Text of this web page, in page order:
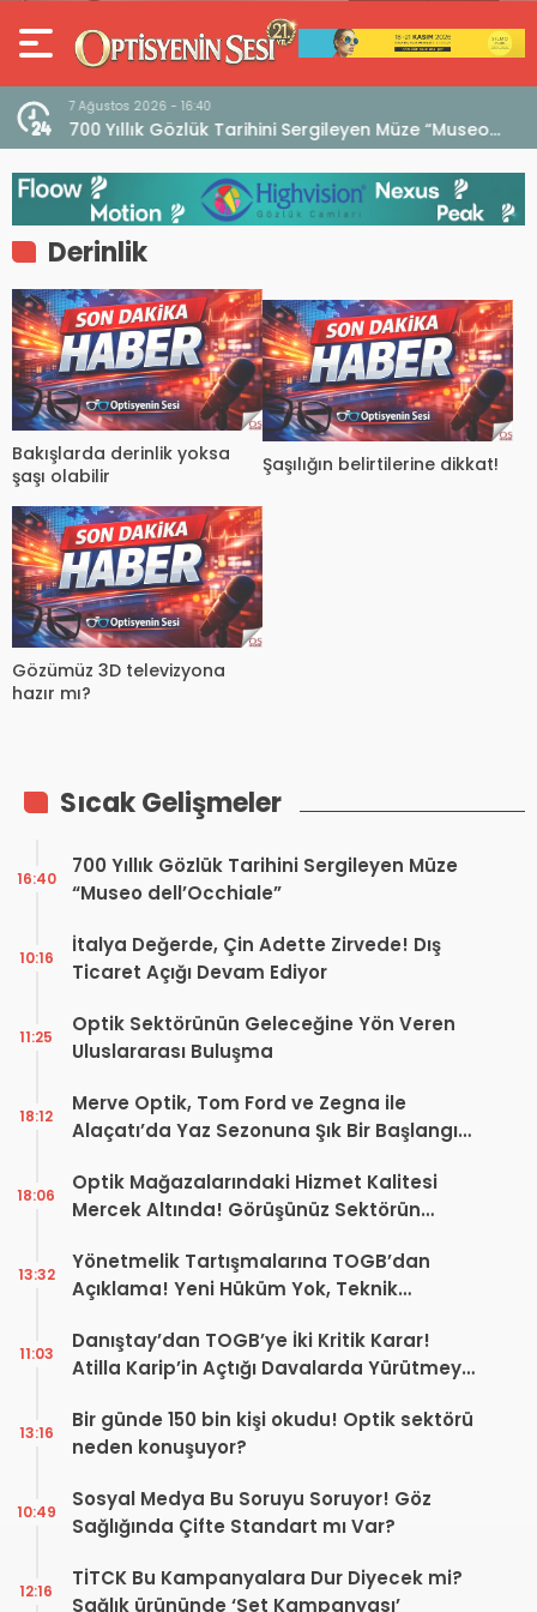
7 Ağustos 2026 - 16:40
700 Yıllık Gözlük Tarihini Sergileyen Müze “Museo
dell’Occhiale”
Derinlik
Bakışlarda derinlik yoksa
şaşı olabilir
Şaşılığın belirtilerine dikkat!
Gözümüz 3D televizyona
hazır mı?
Sıcak Gelişmeler
700 Yıllık Gözlük Tarihini Sergileyen Müze
“Museo dell’Occhiale”
16:40
İtalya Değerde, Çin Adette Zirvede! Dış
Ticaret Açığı Devam Ediyor
10:16
Optik Sektörünün Geleceğine Yön Veren
Uluslararası Buluşma
11:25
Merve Optik, Tom Ford ve Zegna ile
Alaçatı’da Yaz Sezonuna Şık Bir Başlangıç ​​
18:12
Optik Mağazalarındaki Hizmet Kalitesi
Mercek Altında! Görüşünüz Sektörün
18:06
Yönetmelik Tartışmalarına TOGB’dan
Açıklama! Yeni Hüküm Yok, Teknik
13:32
Danıştay’dan TOGB’ye İki Kritik Karar!
Atilla Karip’in Açtığı Davalarda Yürütmeyi
11:03
Bir günde 150 bin kişi okudu! Optik sektörü
neden konuşuyor?
13:16
Sosyal Medya Bu Soruyu Soruyor! Göz
Sağlığında Çifte Standart mı Var?
10:49
TİTCK Bu Kampanyalara Dur Diyecek mi?
Sağlık ürününde ‘Set Kampanyası’
12:16